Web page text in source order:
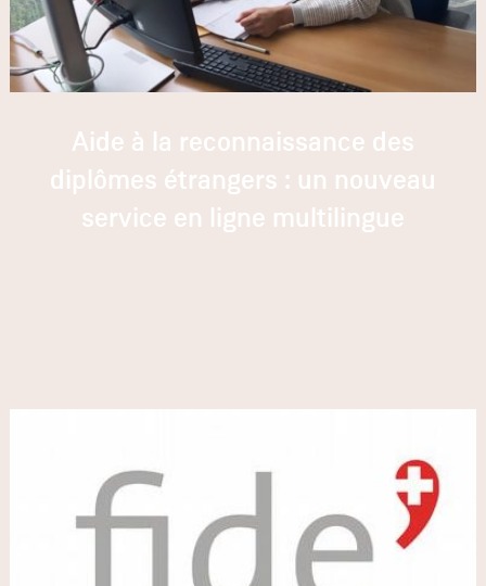
Aide à la reconnaissance des
diplômes étrangers : un nouveau
service en ligne multilingue